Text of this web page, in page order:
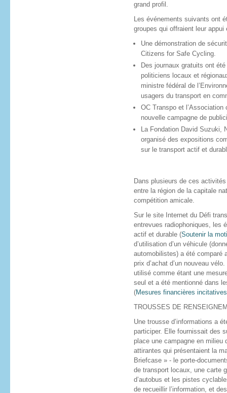
grand profil.
Les événements suivants ont
groupes qui offraient leur
Une démonstration de
Citizens for Safe Cycling.
Des journaux gratuits ont
politiciens locaux et
ministre fédéral de
usagers du transport en
OC Transpo et
nouvelle campagne de
La Fondation David Suzuki,
organisé des expositions
sur le transport actif et
Dans plusieurs de ces
entre la région de la capitale
compétition amicale.
Sur le site Internet du Défi
entrevues radiophoniques, les
actif et durable (Soutenir la
d’utilisation d’un véhicule
automobilistes) a été comparé
prix d’achat d’un nouveau
utilisé comme étant une
seul et a été mentionné dans
(Mesures financières
TROUSSES DE
Une trousse d’informations a
participer. Elle fournissait des
place une campagne en milieu
attirantes qui présentaient la
Briefcase » - le porte-
de transport locaux, une carte
d’autobus et les pistes
de recueillir l’information, et